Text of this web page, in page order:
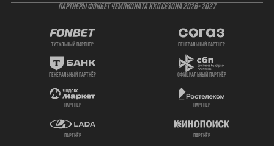
ПАРТНЕРЫ ФОНБЕТ ЧЕМПИОНАТА КХЛ СЕЗОНА 2026- 2027
титульный партнер генеральный партнёр
генеральный партнёр официальный партнёр
партнёр партнёр
партнёр партнёр